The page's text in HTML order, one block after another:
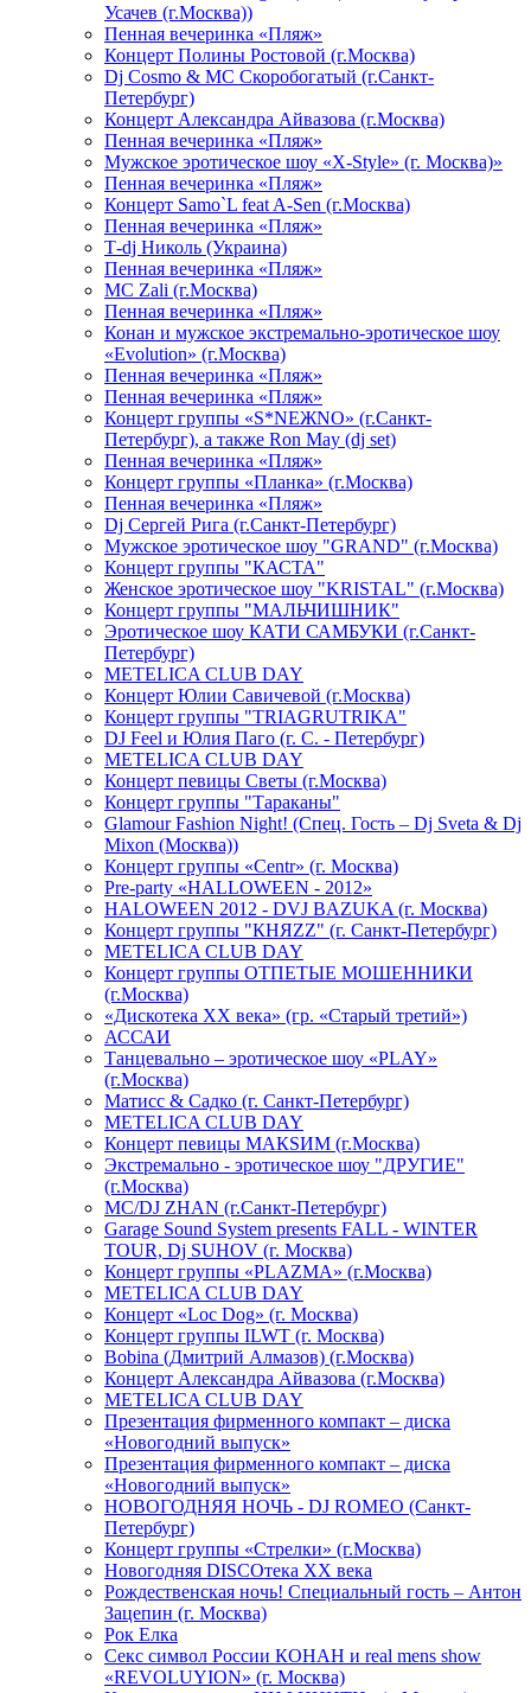
Усачев (г.Москва))
Пенная вечеринка «Пляж»
Концерт Полины Ростовой (г.Москва)
Dj Cosmo & МС Скоробогатый (г.Санкт-
Петербург)
Концерт Александра Айвазова (г.Москва)
Пенная вечеринка «Пляж»
Мужское эротическое шоу «X-Style» (г. Москва)»
Пенная вечеринка «Пляж»
Концерт Samo`L feat A-Sen (г.Москва)
Пенная вечеринка «Пляж»
Т-dj Николь (Украина)
Пенная вечеринка «Пляж»
МС Zali (г.Москва)
Пенная вечеринка «Пляж»
Конан и мужское экстремально-эротическое шоу
«Evolution» (г.Москва)
Пенная вечеринка «Пляж»
Пенная вечеринка «Пляж»
Концерт группы «S*NEЖNO» (г.Санкт-
Петербург), а также Ron May (dj set)
Пенная вечеринка «Пляж»
Концерт группы «Планка» (г.Москва)
Пенная вечеринка «Пляж»
Dj Сергей Рига (г.Санкт-Петербург)
Мужское эротическое шоу "GRAND" (г.Москва)
Концерт группы "КАСТА"
Женское эротическое шоу "KRISTAL" (г.Москва)
Концерт группы "МАЛЬЧИШНИК"
Эротическое шоу КАТИ САМБУКИ (г.Санкт-
Петербург)
METELICA CLUB DAY
Концерт Юлии Савичевой (г.Москва)
Концерт группы "TRIAGRUTRIKA"
DJ Feel и Юлия Паго (г. С. - Петербург)
METELICA CLUB DAY
Концерт певицы Светы (г.Москва)
Концерт группы "Тараканы"
Glamour Fashion Night! (Спец. Гость – Dj Sveta & Dj
Mixon (Москва))
Концерт группы «Centr» (г. Москва)
Pre-party «HALLOWEEN - 2012»
HALOWEEN 2012 - DVJ BAZUKA (г. Москва)
Концерт группы "КНЯZZ" (г. Санкт-Петербург)
METELICA CLUB DAY
Концерт группы ОТПЕТЫЕ МОШЕННИКИ
(г.Москва)
«Дискотека ХХ века» (гр. «Старый третий»)
АССАИ
Танцевально – эротическое шоу «PLAY»
(г.Москва)
Матисс & Садко (г. Санкт-Петербург)
METELICA CLUB DAY
Концерт певицы МАКSИМ (г.Москва)
Экстремально - эротическое шоу "ДРУГИЕ"
(г.Москва)
МС/DJ ZHAN (г.Санкт-Петербург)
Garage Sound System presents FALL - WINTER
TOUR, Dj SUHOV (г. Москва)
Концерт группы «PLAZMA» (г.Москва)
METELICA CLUB DAY
Концерт «Loc Dog» (г. Москва)
Концерт группы ILWT (г. Москва)
Bobina (Дмитрий Алмазов) (г.Москва)
Концерт Александра Айвазова (г.Москва)
METELICA CLUB DAY
Презентация фирменного компакт – диска
«Новогодний выпуск»
Презентация фирменного компакт – диска
«Новогодний выпуск»
НОВОГОДНЯЯ НОЧЬ - DJ ROMEO (Санкт-
Петербург)
Концерт группы «Стрелки» (г.Москва)
Новогодняя DISCOтека ХХ века
Рождественская ночь! Специальный гость – Антон
Зацепин (г. Москва)
Рок Елка
Секс символ России КОНАН и real mens show
«REVOLUYION» (г. Москва)